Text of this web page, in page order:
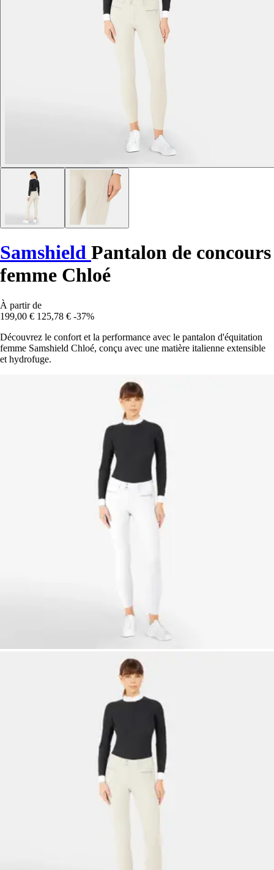
Samshield Pantalon de concours
femme Chloé
À partir de
199,00 € 125,78 € -37%
Découvrez le confort et la performance avec le pantalon d'équitation
femme Samshield Chloé, conçu avec une matière italienne extensible
et hydrofuge.